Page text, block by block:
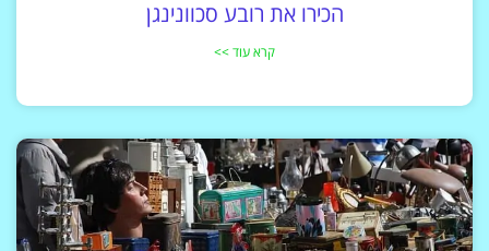
הכירו את רובע סכוונינגן
קרא עוד >>